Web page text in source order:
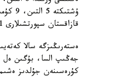
قازاقستان سپورتشىلارى 1 التىن، 2 كۇمىس، 3 قولا (6) مەدالمەن 11- ورىندا كەلەدى.
جەڭىپ السا، بۇگىن ەل
كۇرەسىنەن جۇلدىز